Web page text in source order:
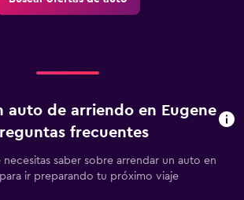
auto de arriendo en Eugene
frecuentes
saber sobre arrendar un auto en
ir preparando tu próximo viaje